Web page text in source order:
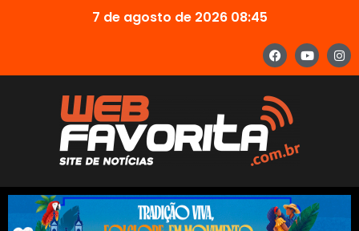
7 de agosto de 2026 08:45